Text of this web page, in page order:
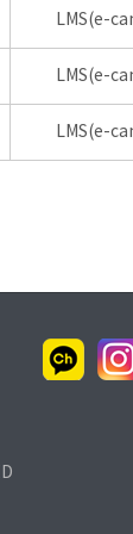
LMS(e-
LMS(e-
LMS(e-